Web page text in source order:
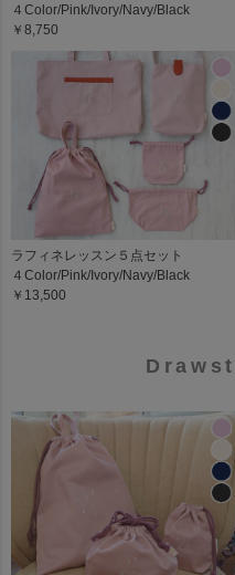
４Color/Pink/Ivory/Navy/Black
￥8,750
ラフィネレッスン５点セット
４Color/Pink/Ivory/Navy/Black
￥13,500